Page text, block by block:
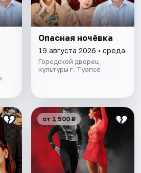
Опасная ночёвка
19 августа 2026 • среда
Городской дворец
культуры г. Туапсе
от 1 500 ₽